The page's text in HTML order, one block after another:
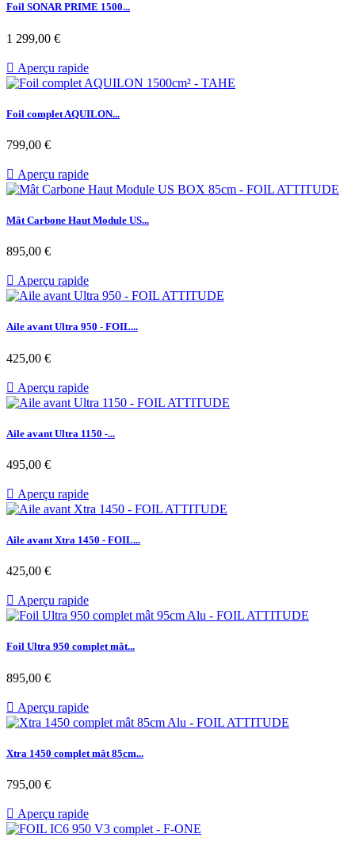
Foil SONAR PRIME 1500...
Prix
1 299,00 €
 Aperçu rapide
Foil complet AQUILON...
Prix
799,00 €
 Aperçu rapide
Mât Carbone Haut Module US...
Prix
895,00 €
 Aperçu rapide
Aile avant Ultra 950 - FOIL...
Prix
425,00 €
 Aperçu rapide
Aile avant Ultra 1150 -...
Prix
495,00 €
 Aperçu rapide
Aile avant Xtra 1450 - FOIL...
Prix
425,00 €
 Aperçu rapide
Foil Ultra 950 complet mât...
Prix
895,00 €
 Aperçu rapide
Xtra 1450 complet mât 85cm...
Prix
795,00 €
 Aperçu rapide